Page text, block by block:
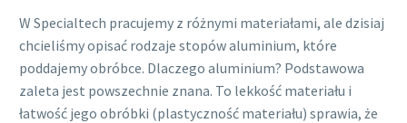
W Specialtech pracujemy z różnymi materiałami, ale dzisiaj
chcieliśmy opisać rodzaje stopów aluminium, które
poddajemy obróbce. Dlaczego aluminium? Podstawowa
zaleta jest powszechnie znana. To lekkość materiału i
łatwość jego obróbki (plastyczność materiału) sprawia, że